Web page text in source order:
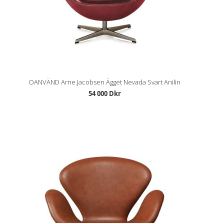
OANVÄND Arne Jacobsen Ägget Nevada Svart Anilin
54 000 Dkr